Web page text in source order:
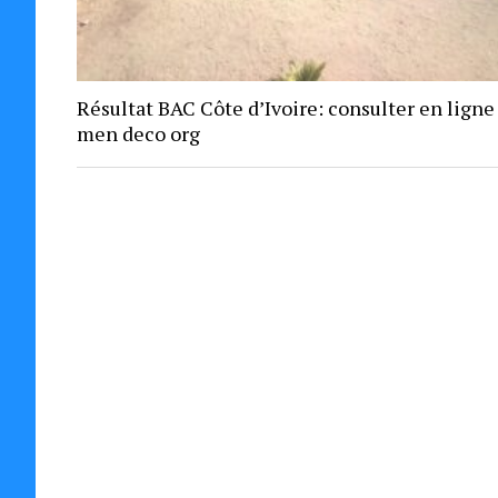
Résultat BAC Côte d’Ivoire: consulter en
men deco org